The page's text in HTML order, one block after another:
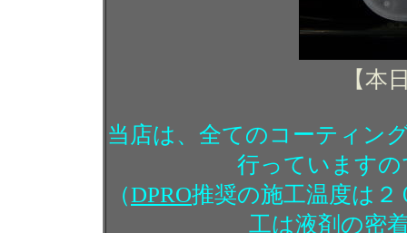
【本
当店は、全てのコーティン
行っています
（DPRO推奨の施工温度は
工は液剤の密